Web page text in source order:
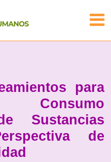
para
Sustancias
de